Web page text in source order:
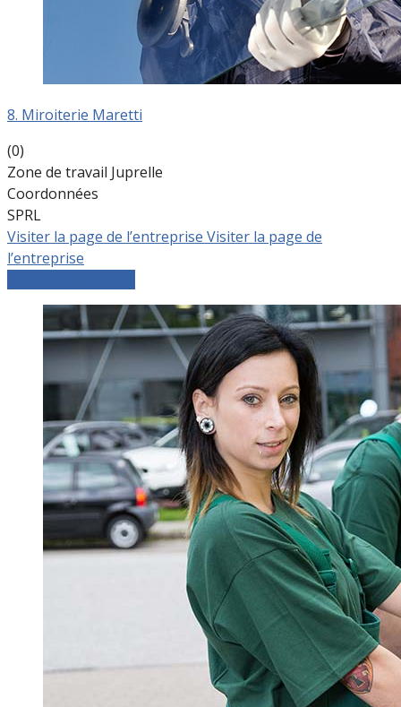
8. Miroiterie Maretti
(0)
Zone de travail Juprelle
Coordonnées
SPRL
Visiter la page de l’entreprise Visiter la page de
l’entreprise